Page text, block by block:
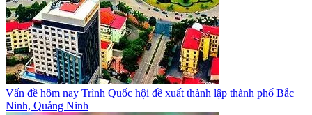
Vấn đề hôm nay Trình Quốc hội đề xuất thành lập thành phố Bắc
Ninh, Quảng Ninh